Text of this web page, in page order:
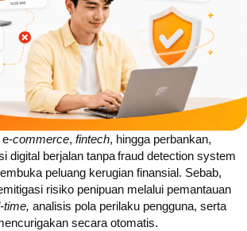
e-commerce, fintech, hingga perbankan,
digital berjalan tanpa fraud detection system
peluang kerugian finansial. Sebab,
risiko penipuan melalui pemantauan
time, analisis pola perilaku pengguna, serta
secara otomatis.